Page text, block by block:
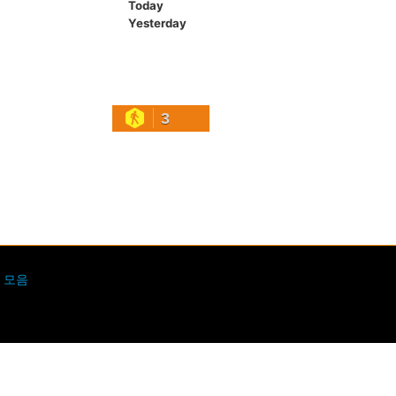
Today
Yesterday
3
모음